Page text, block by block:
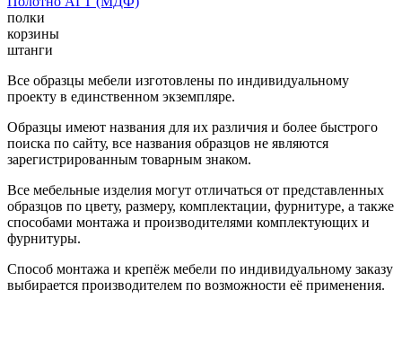
полки
корзины
штанги
Все образцы мебели изготовлены по индивидуальному
проекту в единственном экземпляре.
Образцы имеют названия для их различия и более быстрого
поиска по сайту, все названия образцов не являются
зарегистрированным товарным знаком.
Все мебельные изделия могут отличаться от представленных
образцов по цвету, размеру, комплектации, фурнитуре, а также
способами монтажа и производителями комплектующих и
фурнитуры.
Способ монтажа и крепёж мебели по индивидуальному заказу
выбирается производителем по возможности её применения.